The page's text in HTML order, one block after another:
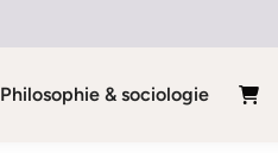
Philosophie & sociologie